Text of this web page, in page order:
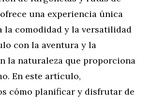
una experiencia única
la comodidad y la versatilidad
con la aventura y la
la naturaleza que proporciona
En este artículo,
cómo planificar y disfrutar de